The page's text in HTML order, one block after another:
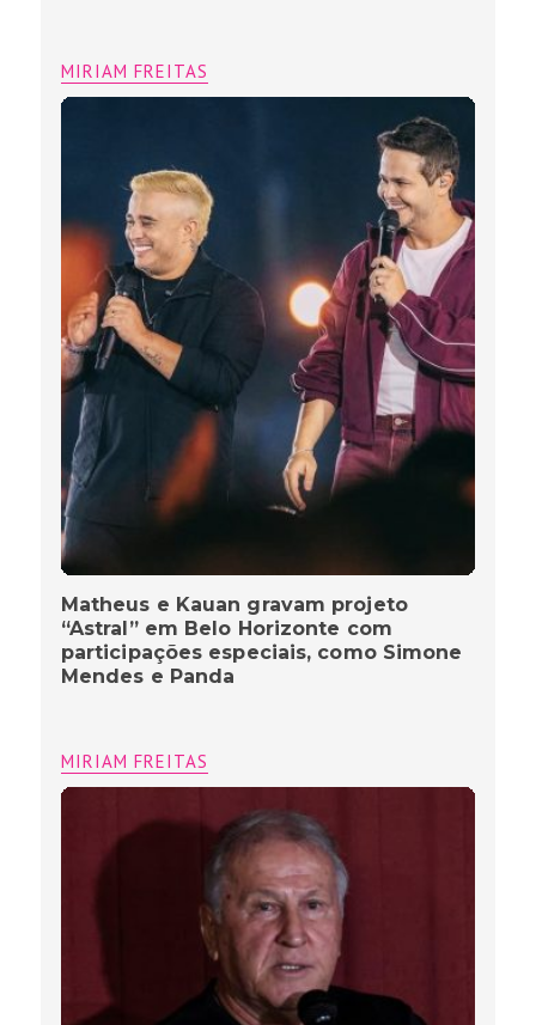
MIRIAM FREITAS
Matheus e Kauan gravam projeto
“Astral” em Belo Horizonte com
participações especiais, como Simone
Mendes e Panda
MIRIAM FREITAS